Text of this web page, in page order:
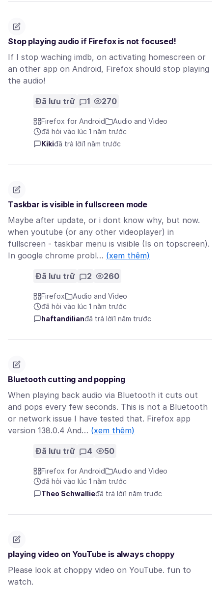
Stop playing audio if Firefox is not focused!
If I stop waching imdb, on activating homescreen or
an other app on Android, Firefox should stop playing
the audio!
Đã lưu trữ 1 270
Firefox for Android
Audio and Video
đã hỏi vào lúc 1 năm trước
Kikiđã trả lời1 năm trước
Taskbar is visible in fullscreen mode
Maybe after update, or i dont know why, but now.
when youtube (or any other videoplayer) in
fullscreen - taskbar menu is visible (Is on topscreen).
In google chrome probl… (xem thêm)
Đã lưu trữ 2 260
Firefox
Audio and Video
đã hỏi vào lúc 1 năm trước
haftandilianđã trả lời1 năm trước
Bluetooth cutting and popping
When playing back audio via Bluetooth it cuts out
and pops every few seconds. This is not a Bluetooth
or network issue I have tested that. Firefox app
version 138.0.4 And… (xem thêm)
Đã lưu trữ 4 50
Firefox for Android
Audio and Video
đã hỏi vào lúc 1 năm trước
Theo Schwallieđã trả lời1 năm trước
playing video on YouTube is always choppy
Please look at choppy video on YouTube. fun to
watch.